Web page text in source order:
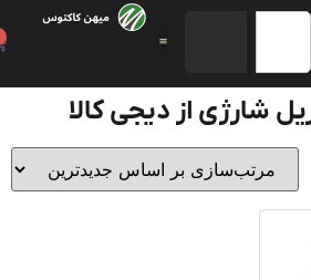
از دیجی کالا